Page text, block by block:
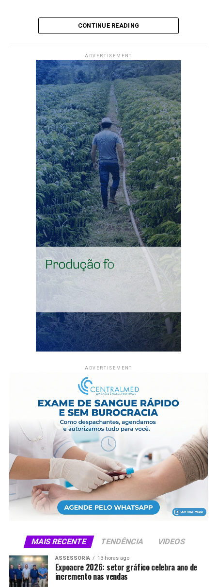
Compartilhe isso:
LinkedIn Telegram
CONTINUE READING
ADVERTISEMENT
ADVERTISEMENT
MAIS RECENTE TENDÊNCIA VIDEOS
ASSESSORIA 13 horas ago
Expoacre 2026: setor gráfico celebra ano de
incremento nas vendas